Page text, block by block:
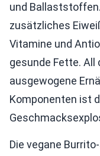
und
zusätzliches
Vitamine und
gesunde Fette.
ausgewogene
Komponenten ist
Die vegane